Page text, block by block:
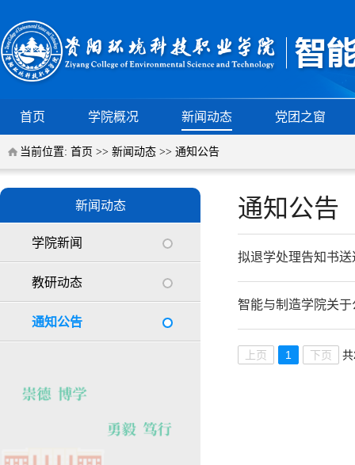
首页 学院概况 新闻动态 党团之窗
当前位置: 首页 >> 新闻动态 >> 通知公告
新闻动态
学院新闻
教研动态
通知公告
通知公告
拟退学处理告知书送
智能与制造学院关
上页 1 下页